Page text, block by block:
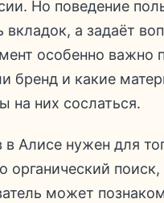
Но поведение
а задаёт
особенно важно
бренд и какие
на них сослаться.
Алисе нужен для
органический
может